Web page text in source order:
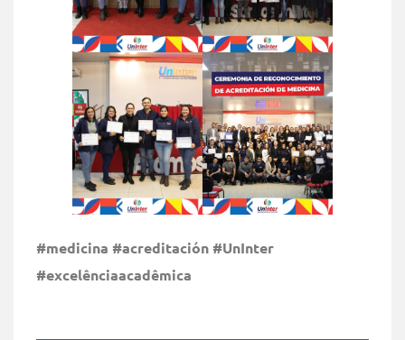
#medicina #acreditación #UnInter
#excelênciaacadêmica